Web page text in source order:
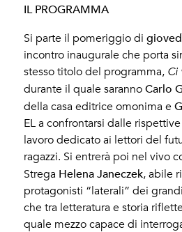
IL PROGRAMMA
Si parte il pomeriggio di
incontro inaugurale che porta
stesso titolo del programma, Ci
durante il quale sarannoCarlo
della casa editrice omonima e
EL a confrontarsi dalle
lavoro dedicato ai lettori del
ragazzi. Si entrerà poi nel vivo
Strega Helena Janeczek, abile
protagonisti “laterali” dei
che tra letteratura e storia
quale mezzo capace di